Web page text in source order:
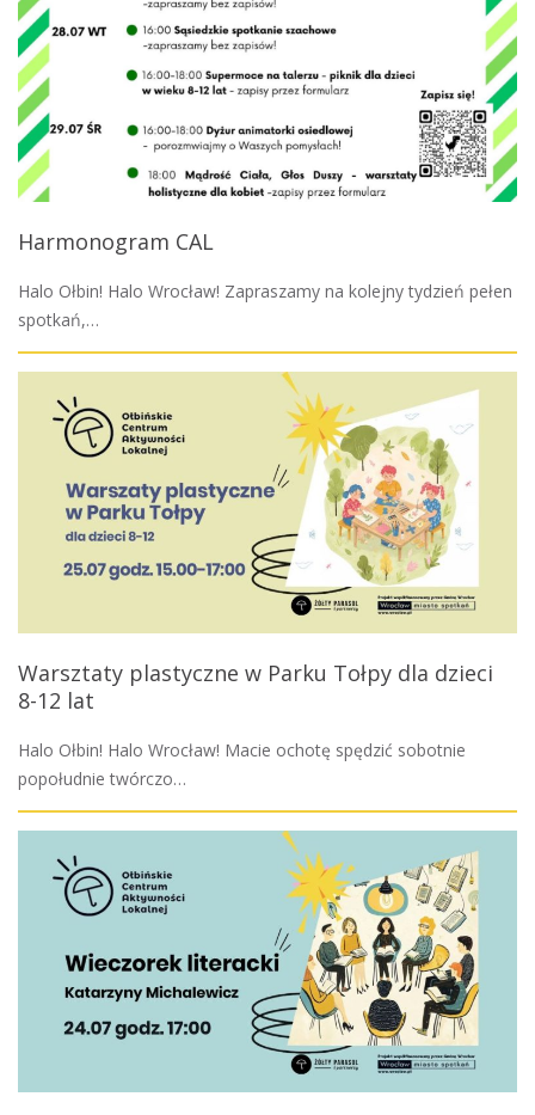
Harmonogram CAL
Halo Ołbin! Halo Wrocław! Zapraszamy na kolejny tydzień pełen
spotkań,…
Warsztaty plastyczne w Parku Tołpy dla dzieci
8-12 lat
Halo Ołbin! Halo Wrocław! Macie ochotę spędzić sobotnie
popołudnie twórczo…